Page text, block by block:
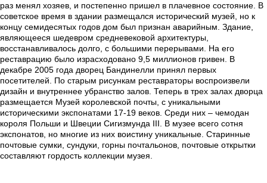
раз менял хозяев, и постепенно пришел в плачевное состояние. В
советское время в здании размещался исторический музей, но к
концу семидесятых годов дом был признан аварийным. Здание,
являющееся шедевром средневековой архитектуры,
восстанавливалось долго, с большими перерывами. На его
реставрацию было израсходовано 9,5 миллионов гривен. В
декабре 2005 года дворец Бандинелли принял первых
посетителей. По старым рисункам реставраторы воспроизвели
дизайн и внутреннее убранство залов. Теперь в трех залах дворца
размещается Музей королевской почты, с уникальными
историческими экспонатами 17-19 веков. Среди них – чемодан
короля Польши и Швеции Сигизмунда ІІІ. В музее всего сотня
экспонатов, но многие из них воистину уникальные. Старинные
почтовые сумки, сундуки, горны почтальонов, почтовые открытки
составляют гордость коллекции музея.